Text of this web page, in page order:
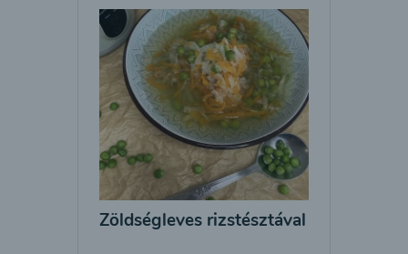
Zöldségleves rizstésztával